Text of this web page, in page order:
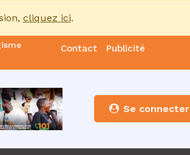
cliquez ici.
Contact Publicité
Se connecter